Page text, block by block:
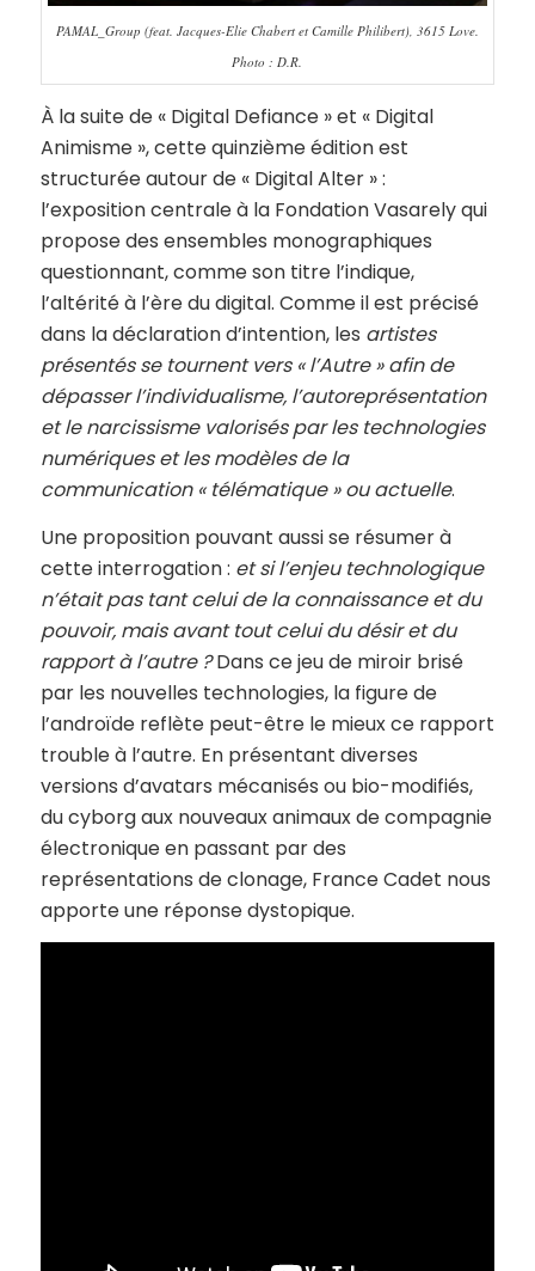
PAMAL_Group (feat. Jacques-Elie Chabert et Camille Philibert), 3615 Love.
Photo : D.R.
À la suite de « Digital Defiance » et « Digital
Animisme », cette quinzième édition est
structurée autour de « Digital Alter » :
l’exposition centrale à la Fondation Vasarely qui
propose des ensembles monographiques
questionnant, comme son titre l’indique,
l’altérité à l’ère du digital. Comme il est précisé
dans la déclaration d’intention, les artistes
présentés se tournent vers « l’Autre » afin de
dépasser l’individualisme, l’autoreprésentation
et le narcissisme valorisés par les technologies
numériques et les modèles de la
communication « télématique » ou actuelle.
Une proposition pouvant aussi se résumer à
cette interrogation : et si l’enjeu technologique
n’était pas tant celui de la connaissance et du
pouvoir, mais avant tout celui du désir et du
rapport à l’autre ?Dans ce jeu de miroir brisé
par les nouvelles technologies, la figure de
l’androïde reflète peut-être le mieux ce rapport
trouble à l’autre. En présentant diverses
versions d’avatars mécanisés ou bio-modifiés,
du cyborg aux nouveaux animaux de compagnie
électronique en passant par des
représentations de clonage, France Cadet nous
apporte une réponse dystopique.